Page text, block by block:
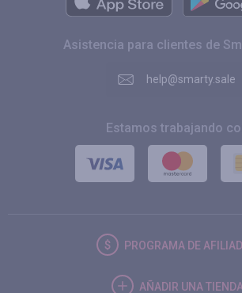
Asistencia para clientes de
help@smarty.sale
Estamos trabajando
PROGRAMA DE
AÑADIR UNA